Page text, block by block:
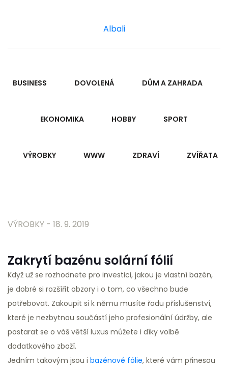
Albali
BUSINESS DOVOLENÁ DŮM A ZAHRADA
EKONOMIKA HOBBY SPORT
VÝROBKY WWW ZDRAVÍ ZVÍŘATA
VÝROBKY - 18. 9. 2019
Zakrytí bazénu solární fólií
Když už se rozhodnete pro investici, jakou je vlastní bazén,
je dobré si rozšířit obzory i o tom, co všechno bude
potřebovat. Zakoupit si k němu musíte řadu příslušenství,
které je nezbytnou součástí jeho profesionální údržby, ale
postarat se o váš větší luxus můžete i díky volbě
dodatkového zboží.
Jedním takovým jsou i bazénové fólie, které vám přinesou